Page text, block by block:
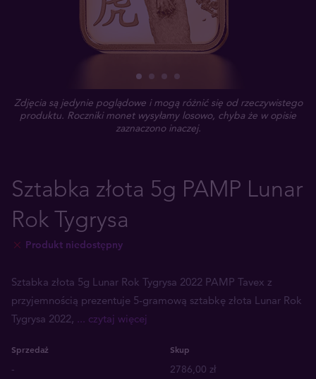
Zdjęcia są jedynie poglądowe i mogą różnić się od rzeczywistego
produktu. Roczniki monet wysyłamy losowo, chyba że w opisie
zaznaczono inaczej.
Sztabka złota 5g PAMP Lunar
Rok Tygrysa
Produkt niedostępny
Sztabka złota 5g Lunar Rok Tygrysa 2022 PAMP Tavex z
przyjemnością prezentuje 5-gramową sztabkę złota Lunar Rok
Tygrysa 2022, ... czytaj więcej
Sprzedaż Skup
- 2786,00 zł